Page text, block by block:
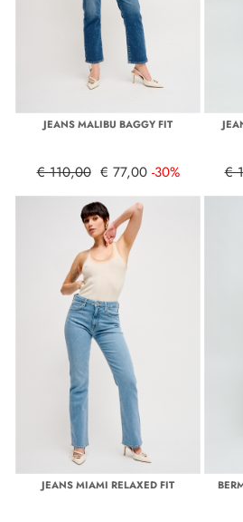
JEANS MALIBU BAGGY FIT
€ 110,00 € 77,00 -30% €
JEANS MIAMI RELAXED FIT